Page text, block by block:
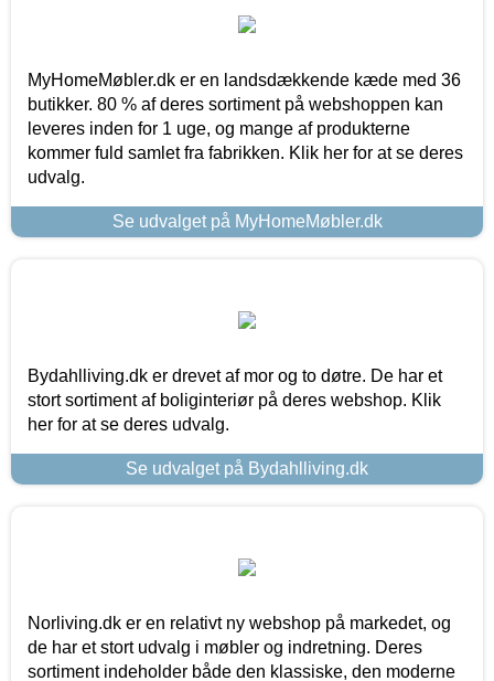
MyHomeMøbler.dk er en landsdækkende kæde med 36
butikker. 80 % af deres sortiment på webshoppen kan
leveres inden for 1 uge, og mange af produkterne
kommer fuld samlet fra fabrikken. Klik her for at se deres
udvalg.
Se udvalget på MyHomeMøbler.dk
Bydahlliving.dk er drevet af mor og to døtre. De har et
stort sortiment af boliginteriør på deres webshop. Klik
her for at se deres udvalg.
Se udvalget på Bydahlliving.dk
Norliving.dk er en relativt ny webshop på markedet, og
de har et stort udvalg i møbler og indretning. Deres
sortiment indeholder både den klassiske, den moderne